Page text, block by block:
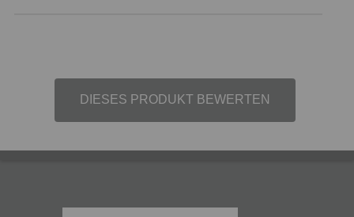
DIESES PRODUKT BEWERTEN